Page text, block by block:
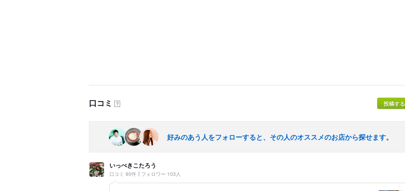
口コミ ？ 投稿する
好みのあう人をフォローすると、その人のオススメのお店から探せます。
いっぺきこたろう
口コミ 90件 フォロワー 103人